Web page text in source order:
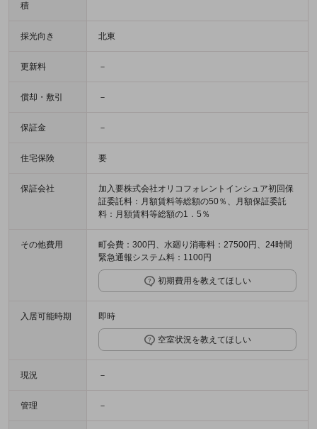
積
採光向き 北東
更新料 －
償却・敷引 －
保証金 －
住宅保険 要
保証会社
加入要株式会社オリコフォレントインシュア初回保
証委託料：月額賃料等総額の50％、月額保証委託
料：月額賃料等総額の1．5％
その他費用
町会費：300円、水廻り消毒料：27500円、24時間
緊急通報システム料：1100円
初期費用を教えてほしい
入居可能時期 即時
空室状況を教えてほしい
現況 －
管理 －